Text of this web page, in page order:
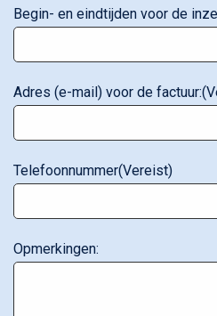
Begin- en eindtijden voor de
Adres (e-mail) voor de factuur:
Telefoonnummer(Vereist)
Opmerkingen: